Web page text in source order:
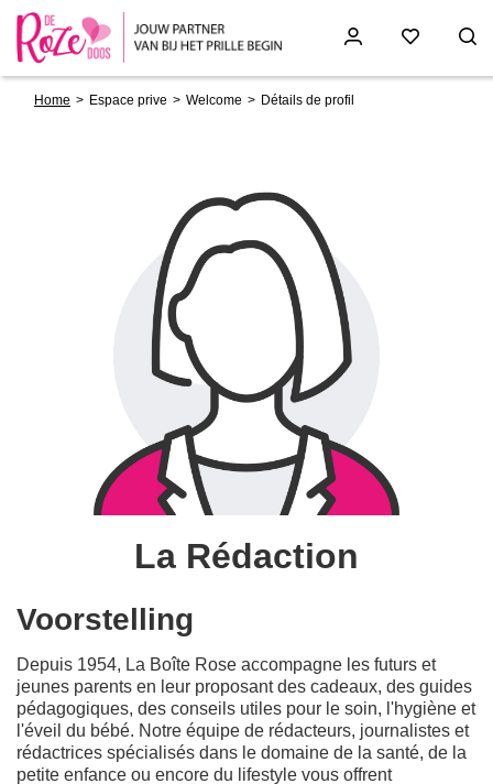
Home Espace prive Welcome Détails de profil
La Rédaction
Voorstelling
Depuis 1954, La Boîte Rose accompagne les futurs et
jeunes parents en leur proposant des cadeaux, des guides
pédagogiques, des conseils utiles pour le soin, l'hygiène et
l'éveil du bébé. Notre équipe de rédacteurs, journalistes et
rédactrices spécialisés dans le domaine de la santé, de la
petite enfance ou encore du lifestyle vous offrent